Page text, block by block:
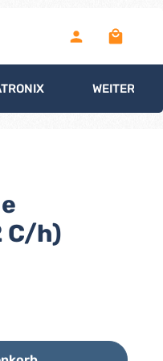
WEITERE
C/h)
ein oder